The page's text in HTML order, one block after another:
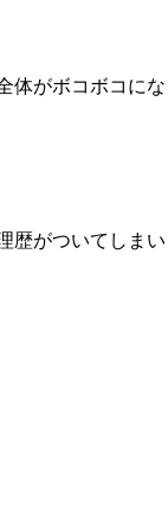
がボコボコに
がついてしま